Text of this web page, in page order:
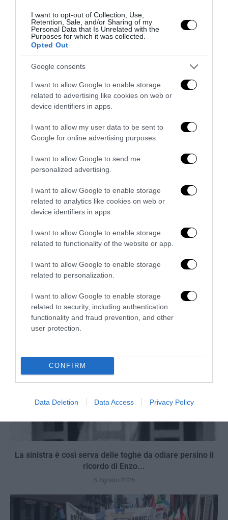
I want to opt-out of Collection, Use,
Retention, Sale, and/or Sharing of my
Personal Data that Is Unrelated with the
Purposes for which it was collected.
Opted Out
Google consents
I want to allow Google to enable storage
related to advertising like cookies on web or
device identifiers in apps.
I want to allow my user data to be sent to
Google for online advertising purposes.
I want to allow Google to send me
personalized advertising.
I want to allow Google to enable storage
related to analytics like cookies on web or
device identifiers in apps.
I want to allow Google to enable storage
related to functionality of the website or app.
I want to allow Google to enable storage
related to personalization.
I want to allow Google to enable storage
related to security, including authentication
functionality and fraud prevention, and other
user protection.
CONFIRM
Data Deletion Data Access Privacy Policy
Remigrazione, il Copasir riconosce all’antifascismo il
veto del disordine
6 Agosto 2026
La Camera boccia il patentino antifascista per parlare a
Montecitorio: palo clamoroso del Pd
La sinistra è così serva delle toghe da odiare persino il
ricordo di Enzo...
5 Agosto 2026